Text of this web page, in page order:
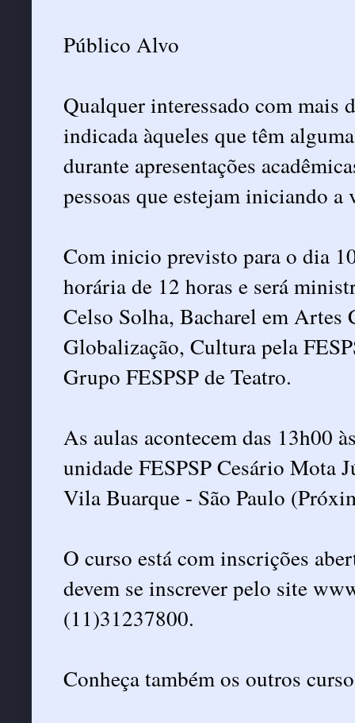
Público Alvo
Qualquer interessado com mais
indicada àqueles que têm
durante apresentações
pessoas que estejam iniciando
Com inicio previsto para o dia
horária de 12 horas e será
Celso Solha, Bacharel em Artes
Globalização, Cultura pela
Grupo FESPSP de Teatro.
As aulas acontecem das 13h00
unidade FESPSP Cesário Mota
Vila Buarque - São Paulo
O curso está com inscrições
devem se inscrever pelo site
(11)31237800.
Conheça também os outros